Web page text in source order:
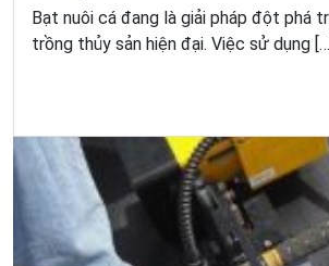
Bạt nuôi cá đang là giải pháp đột phá
trồng thủy sản hiện đại. Việc sử dụng […]